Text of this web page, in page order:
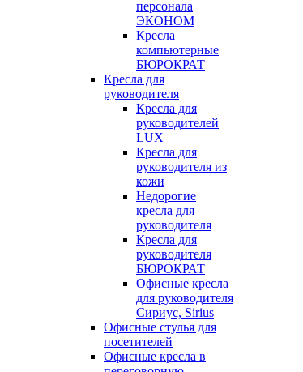
персонала
ЭКОНОМ
Кресла
компьютерные
БЮРОКРАТ
Кресла для
руководителя
Кресла для
руководителей
LUX
Кресла для
руководителя из
кожи
Недорогие
кресла для
руководителя
Кресла для
руководителя
БЮРОКРАТ
Офисные кресла
для руководителя
Сириус, Sirius
Офисные стулья для
посетителей
Офисные кресла в